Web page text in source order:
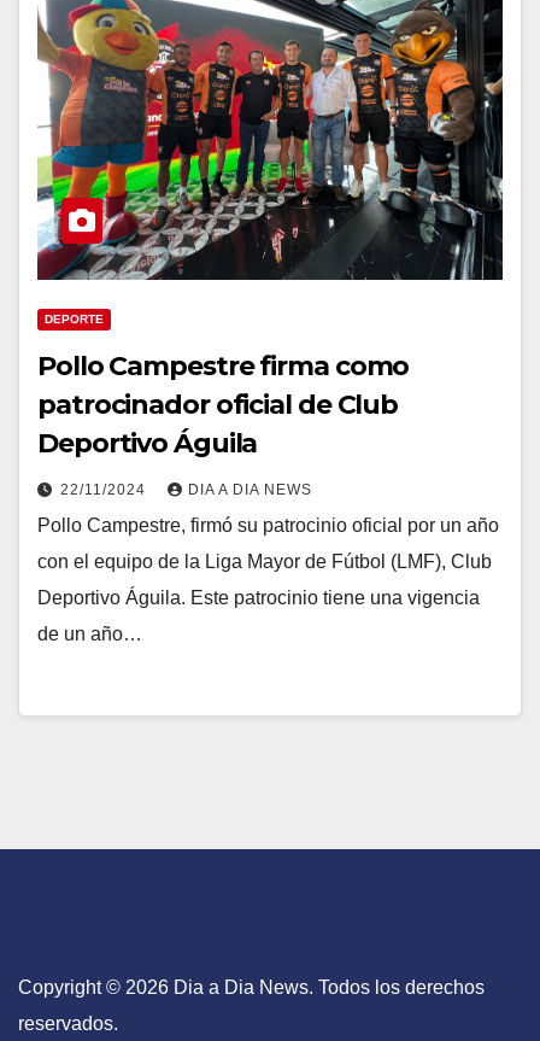
DEPORTE
Pollo Campestre firma como
patrocinador oficial de Club
Deportivo Águila
22/11/2024 DIA A DIA NEWS
Pollo Campestre, firmó su patrocinio oficial por un año
con el equipo de la Liga Mayor de Fútbol (LMF), Club
Deportivo Águila. Este patrocinio tiene una vigencia
de un año…
Copyright © 2026 Dia a Dia News. Todos los derechos
reservados.